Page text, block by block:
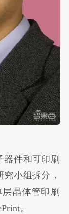
器件和可印刷
小组拆分，
晶体管印刷
。